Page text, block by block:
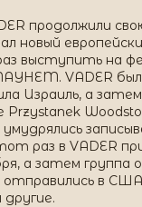
продолжили
новый
выступить на
VADER
Израиль, а
Przystanek
раз в VADER
а затем группа
отправились в